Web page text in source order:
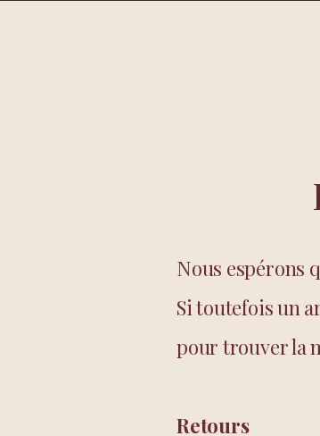
Nous espérons
Si toutefois un
pour trouver la
Retours